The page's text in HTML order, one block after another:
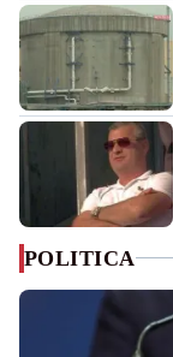
POLITICA